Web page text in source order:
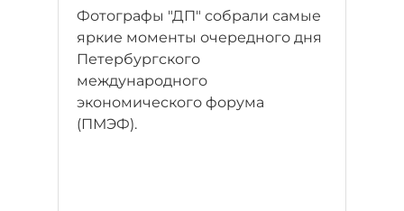
Фотографы "ДП" собрали самые
яркие моменты очередного дня
Петербургского
международного
экономического форума
(ПМЭФ).